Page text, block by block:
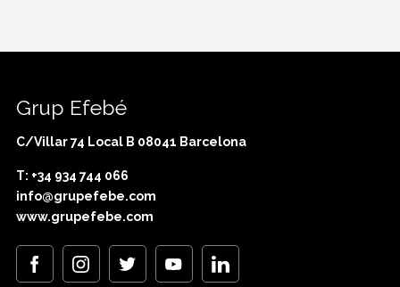
Grup Efebé
C/Villar 74 Local B 08041 Barcelona
T: +34 934 744 066
info@grupefebe.com
www.grupefebe.com